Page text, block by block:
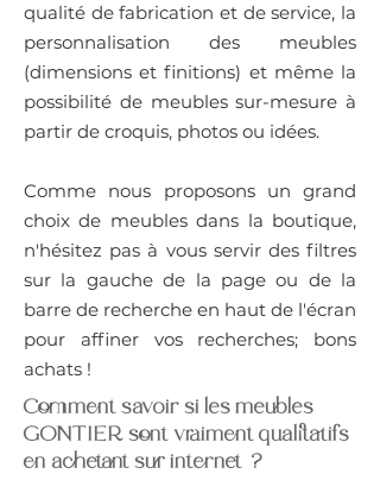
qualité de fabrication et de service, la
personnalisation des meubles
(dimensions et finitions) et même la
possibilité de meubles sur-mesure à
partir de croquis, photos ou idées.
Comme nous proposons un grand
choix de meubles dans la boutique,
n'hésitez pas à vous servir des filtres
sur la gauche de la page ou de la
barre de recherche en haut de l'écran
pour affiner vos recherches; bons
achats !
Comment savoir si les meubles
GONTIER sont vraiment qualitatifs
en achetant sur internet ?